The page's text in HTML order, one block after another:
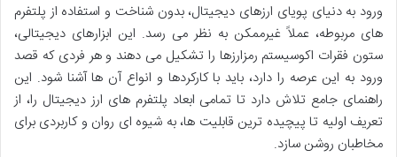
ورود به دنیای پویای ارزهای دیجیتال، بدون شناخت و استفاده از پلتفرم
های مربوطه، عملاً غیرممکن به نظر می رسد. این ابزارهای دیجیتالی،
ستون فقرات اکوسیستم رمزارزها را تشکیل می دهند و هر فردی که قصد
ورود به این عرصه را دارد، باید با کارکردها و انواع آن ها آشنا شود. این
راهنمای جامع تلاش دارد تا تمامی ابعاد پلتفرم های ارز دیجیتال را، از
تعریف اولیه تا پیچیده ترین قابلیت ها، به شیوه ای روان و کاربردی برای
مخاطبان روشن سازد.